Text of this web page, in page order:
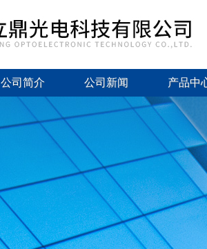
公司简介 公司新闻 产品中